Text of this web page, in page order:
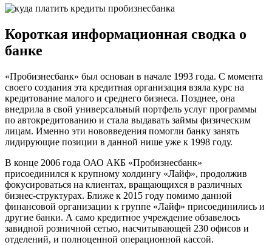
Короткая информационная сводка о
банке
«Пробизнесбанк» был основан в начале 1993 года. С момента
своего создания эта кредитная организация взяла курс на
кредитование малого и среднего бизнеса. Позднее, она
внедрила в свой универсальный портфель услуг программы
по автокредитованию и стала выдавать займы физическим
лицам. Именно эти нововведения помогли банку занять
лидирующие позиции в данной нише уже к 1998 году.
В конце 2006 года ОАО АКБ «Пробизнесбанк»
присоединился к крупному холдингу «Лайф», продолжив
фокусироваться на клиентах, вращающихся в различных
бизнес-структурах. Ближе к 2015 году помимо данной
финансовой организации к группе «Лайф» присоединились и
другие банки. А само кредитное учреждение обзавелось
завидной розничной сетью, насчитывающей 230 офисов и
отделений, и полноценной операционной кассой.